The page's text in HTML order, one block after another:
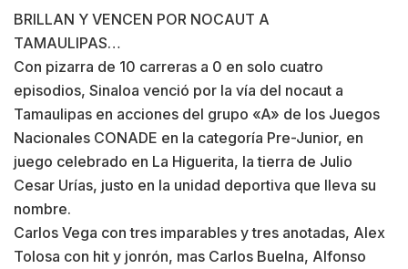
BRILLAN Y VENCEN POR NOCAUT A
TAMAULIPAS…
Con pizarra de 10 carreras a 0 en solo cuatro
episodios, Sinaloa venció por la vía del nocaut a
Tamaulipas en acciones del grupo «A» de los Juegos
Nacionales CONADE en la categoría Pre-Junior, en
juego celebrado en La Higuerita, la tierra de Julio
Cesar Urías, justo en la unidad deportiva que lleva su
nombre.
Carlos Vega con tres imparables y tres anotadas, Alex
Tolosa con hit y jonrón, mas Carlos Buelna, Alfonso